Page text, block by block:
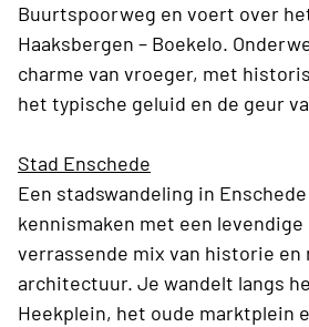
Buurtspoorweg en voert over
Haaksbergen – Boekelo.
charme van vroeger, met
het typische geluid en de geur
Stad Enschede
Een stadswandeling in
kennismaken met een
verrassende mix van historie en
architectuur. Je wandelt langs
Heekplein, het oude marktplein